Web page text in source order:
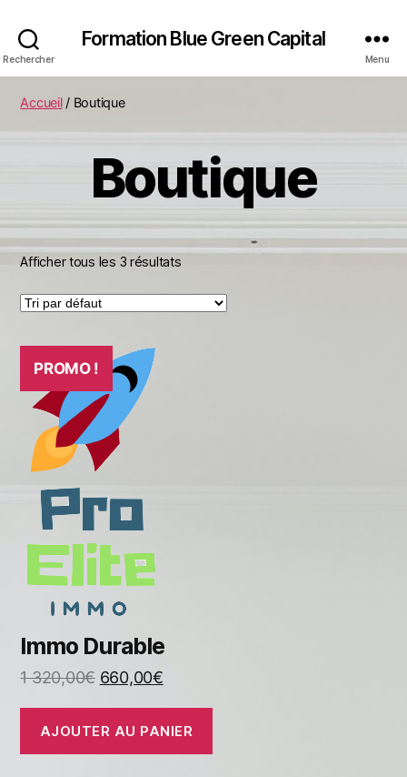
Rechercher
Formation Blue Green Capital
Menu
Accueil/ Boutique
Boutique
Afficher tous les 3 résultats
PROMO !
Immo Durable
1 320,00€ 660,00€
AJOUTER AU PANIER